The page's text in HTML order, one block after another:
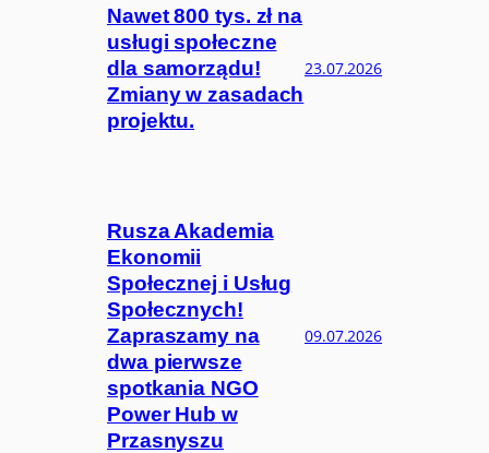
Nawet 800 tys. zł na
usługi społeczne
dla samorządu!
Zmiany w zasadach
projektu.
23.07.2026
Rusza Akademia
Ekonomii
Społecznej i Usług
Społecznych!
Zapraszamy na
dwa pierwsze
spotkania NGO
Power Hub w
Przasnyszu
09.07.2026